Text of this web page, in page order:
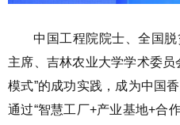
中国工程院院士、全国
主席、吉林农业大学学术委
模式”的成功实践，成为中国
通过“智慧工厂+产业基地+合